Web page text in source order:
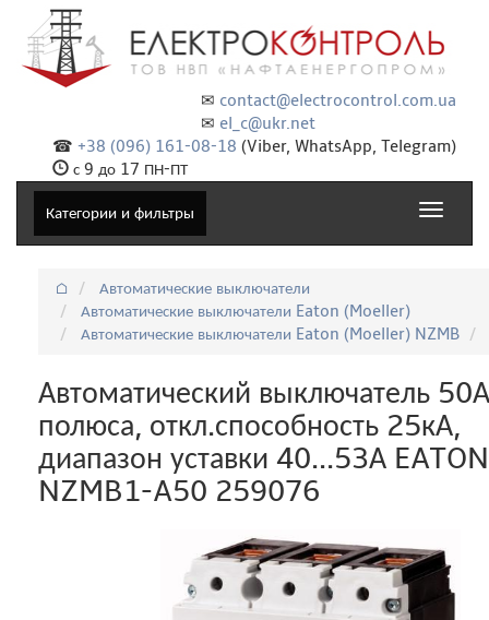
✉ contact@electrocontrol.com.ua
✉ el_c@ukr.net
☎ +38 (096) 161-08-18 (Viber, WhatsApp, Telegram)
с 9 до 17 ПН-ПТ
Категории и фильтры
Toggle
⌂
Автоматические выключатели
Автоматические выключатели Eaton (Moeller)
Автоматические выключатели Eaton (Moeller) NZMB
Автоматический выключатель
полюса, откл.способность 25кА,
диапазон уставки 40...53А EATON
NZMB1-A50 259076